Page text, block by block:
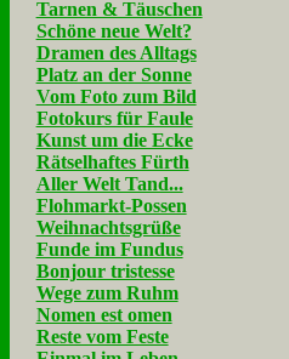
Tarnen & Täuschen
Schöne neue Welt?
Dramen des Alltags
Platz an der Sonne
Vom Foto zum Bild
Fotokurs für Faule
Kunst um die Ecke
Rätselhaftes Fürth
Aller Welt Tand...
Flohmarkt-Possen
Weihnachtsgrüße
Funde im Fundus
Bonjour tristesse
Wege zum Ruhm
Nomen est omen
Reste vom Feste